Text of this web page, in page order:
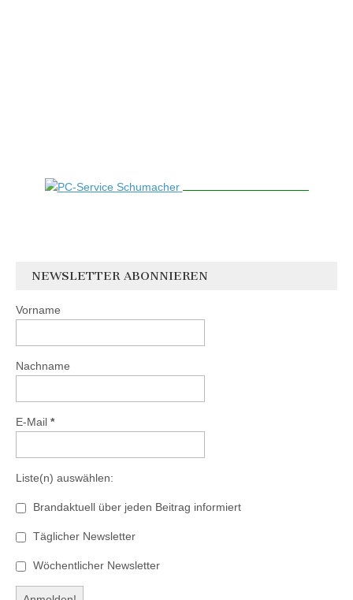
NEWSLETTER ABONNIEREN
Vorname
Nachname
E-Mail *
Liste(n) auswählen:
Brandaktuell über jeden Beitrag informiert
Täglicher Newsletter
Wöchentlicher Newsletter